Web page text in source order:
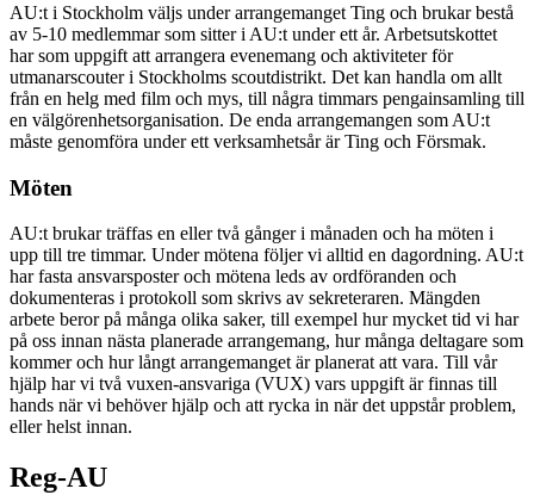
AU:t i Stockholm väljs under arrangemanget Ting och brukar bestå
av 5-10 medlemmar som sitter i AU:t under ett år. Arbetsutskottet
har som uppgift att arrangera evenemang och aktiviteter för
utmanarscouter i Stockholms scoutdistrikt. Det kan handla om allt
från en helg med film och mys, till några timmars pengainsamling till
en välgörenhetsorganisation. De enda arrangemangen som AU:t
måste genomföra under ett verksamhetsår är Ting och Försmak.
Möten
AU:t brukar träffas en eller två gånger i månaden och ha möten i
upp till tre timmar. Under mötena följer vi alltid en dagordning. AU:t
har fasta ansvarsposter och mötena leds av ordföranden och
dokumenteras i protokoll som skrivs av sekreteraren. Mängden
arbete beror på många olika saker, till exempel hur mycket tid vi har
på oss innan nästa planerade arrangemang, hur många deltagare som
kommer och hur långt arrangemanget är planerat att vara. Till vår
hjälp har vi två vuxen-ansvariga (VUX) vars uppgift är finnas till
hands när vi behöver hjälp och att rycka in när det uppstår problem,
eller helst innan.
Reg-AU